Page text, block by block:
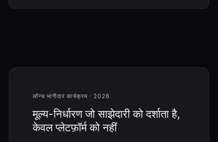
लॉन्च भागीदार कार्यक्रम · 2026
मूल्य-निर्धारण जो साझेदारी को दर्शाता है,
केवल प्लेटफ़ॉर्म को नहीं